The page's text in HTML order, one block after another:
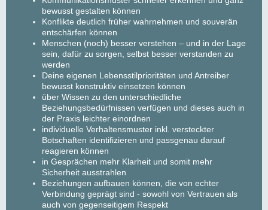
bewusst gestalten können
Konflikte deutlich früher wahrnehmen und souverän
entschärfen können
Menschen (noch) besser verstehen – und in der Lage
sein, dafür zu sorgen, selbst besser verstanden zu
werden
Deine eigenen Lebensstilprioritäten und Antreiber
bewusst konstruktiv einsetzen können
über Wissen zu den unterschiedliche
Beziehungsbedürfnissen verfügen und dieses auch in
der Praxis leichter einordnen
individuelle Verhaltensmuster inkl. versteckter
Botschaften identifizieren und passgenau darauf
reagieren können
in Gesprächen mehr Klarheit und somit mehr
Sicherheit ausstrahlen
Beziehungen aufbauen können, die von echter
Verbindung geprägt sind - sowohl von Vertrauen als
auch von gegenseitigem Respekt